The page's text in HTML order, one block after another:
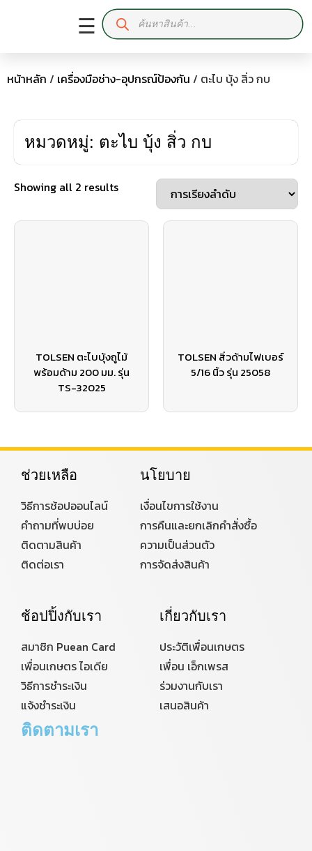
☰
หน้าหลัก / เครื่องมือช่าง-อุปกรณ์ป้องกัน / ตะไบ บุ้ง สิ่ว กบ
หมวดหมู่: ตะไบ บุ้ง สิ่ว กบ
Showing all 2 results
TOLSEN ตะไบบุ้งถูไม้
พร้อมด้าม 200 มม. รุ่น
TS-32025
TOLSEN สิ่วด้ามไฟเบอร์
5/16 นิ้ว รุ่น 25058
ช่วยเหลือ
วิธีการช้อปออนไลน์
คำถามที่พบบ่อย
ติดตามสินค้า
ติดต่อเรา
นโยบาย
เงื่อนไขการใช้งาน
การคืนและยกเลิกคำสั่งซื้อ
ความเป็นส่วนตัว
การจัดส่งสินค้า
ช้อปปิ้งกับเรา
สมาชิก Puean Card
เพื่อนเกษตร ไอเดีย
วิธีการชำระเงิน
แจ้งชำระเงิน
เกี่ยวกับเรา
ประวัติเพื่อนเกษตร
เพื่อน เอ็กเพรส
ร่วมงานกับเรา
เสนอสินค้า
ติดตามเรา